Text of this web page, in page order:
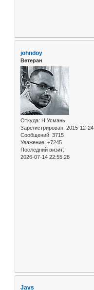
johndoy
Ветеран
Откуда: Н.Усмань
Зарегистрирован: 2015-12-24
Сообщений: 3715
Уважение: +7245
Последний визит:
2026-07-14 22:55:28
Javs